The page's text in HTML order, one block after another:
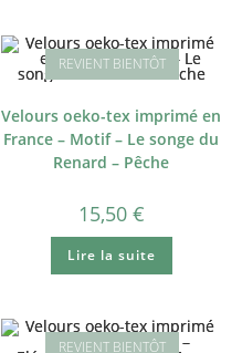
Velours oeko-tex imprimé en
France – Motif – Le songe du
Renard – Pêche
15,50 €
Lire la suite